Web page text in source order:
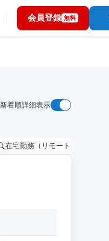
会員登録 無料
新着順詳細表示
在宅勤務（リモートワーク）OK